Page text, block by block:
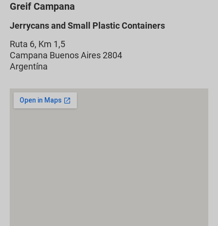
Greif Campana
Jerrycans and Small Plastic Containers
Ruta 6, Km 1,5
Campana Buenos Aires 2804
Argentína